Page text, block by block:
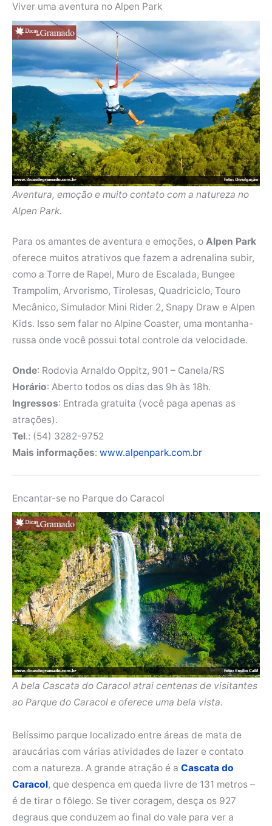
Viver uma aventura no Alpen Park
Aventura, emoção e muito contato com a natureza no
Alpen Park.
Para os amantes de aventura e emoções, o Alpen Park
oferece muitos atrativos que fazem a adrenalina subir,
como a Torre de Rapel, Muro de Escalada, Bungee
Trampolim, Arvorismo, Tirolesas, Quadriciclo, Touro
Mecânico, Simulador Mini Rider 2, Snapy Draw e Alpen
Kids. Isso sem falar no Alpine Coaster, uma montanha-
russa onde você possui total controle da velocidade.
Onde: Rodovia Arnaldo Oppitz, 901 – Canela/RS
Horário: Aberto todos os dias das 9h às 18h.
Ingressos: Entrada gratuita (você paga apenas as
atrações).
Tel.: (54) 3282-9752
Mais informações: www.alpenpark.com.br
Encantar-se no Parque do Caracol
A bela Cascata do Caracol atrai centenas de visitantes
ao Parque do Caracol e oferece uma bela vista.
Belíssimo parque localizado entre áreas de mata de
araucárias com várias atividades de lazer e contato
com a natureza. A grande atração é a Cascata do
Caracol, que despenca em queda livre de 131 metros –
é de tirar o fôlego. Se tiver coragem, desça os 927
degraus que conduzem ao final do vale para ver a